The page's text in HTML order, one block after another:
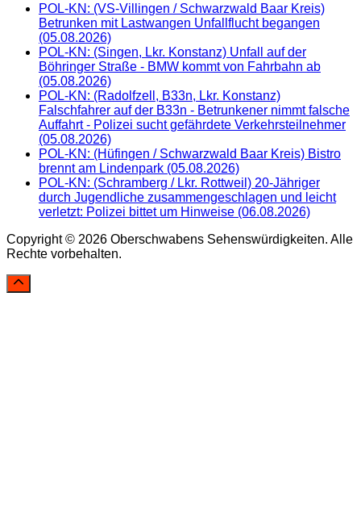
POL-KN: (VS-Villingen / Schwarzwald Baar Kreis)
Betrunken mit Lastwangen Unfallflucht begangen
(05.08.2026)
POL-KN: (Singen, Lkr. Konstanz) Unfall auf der
Böhringer Straße - BMW kommt von Fahrbahn ab
(05.08.2026)
POL-KN: (Radolfzell, B33n, Lkr. Konstanz)
Falschfahrer auf der B33n - Betrunkener nimmt falsche
Auffahrt - Polizei sucht gefährdete Verkehrsteilnehmer
(05.08.2026)
POL-KN: (Hüfingen / Schwarzwald Baar Kreis) Bistro
brennt am Lindenpark (05.08.2026)
POL-KN: (Schramberg / Lkr. Rottweil) 20-Jähriger
durch Jugendliche zusammengeschlagen und leicht
verletzt: Polizei bittet um Hinweise (06.08.2026)
Copyright © 2026 Oberschwabens Sehenswürdigkeiten. Alle
Rechte vorbehalten.